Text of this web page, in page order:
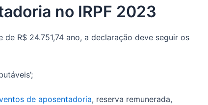
no IRPF 2023
R$ 24.751,74 ano, a declaração deve seguir os
de aposentadoria, reserva remunerada,